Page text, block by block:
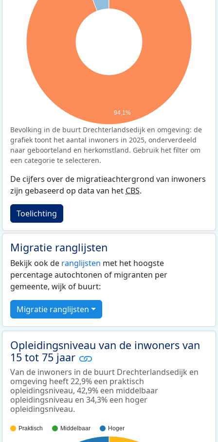
94,1%
Bevolking in de buurt Drechterlandsedijk en omgeving: de
grafiek toont het aantal inwoners in 2025, onderverdeeld
naar geboorteland en herkomstland. Gebruik het filter om
een categorie te selecteren.
De cijfers over de migratieachtergrond van inwoners
zijn gebaseerd op data van het CBS.
Toelichting
Migratie ranglijsten
Bekijk ook de ranglijsten met het hoogste
percentage autochtonen of migranten per
gemeente, wijk of buurt:
Migratie ranglijsten
Opleidingsniveau van de inwoners van
15 tot 75 jaar
Van de inwoners in de buurt Drechterlandsedijk en
omgeving heeft 22,9% een praktisch
opleidingsniveau, 42,9% een middelbaar
opleidingsniveau en 34,3% een hoger
opleidingsniveau.
Praktisch Middelbaar Hoger